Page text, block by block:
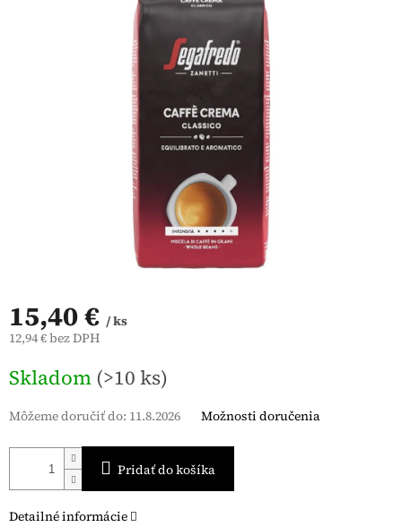
15,40 € / ks
12,94 € bez DPH
cena:
Skladom (>10 ks)
Môžeme doručiť do: 11.8.2026 Možnosti doručenia
Pridať do košíka
Detailné informácie